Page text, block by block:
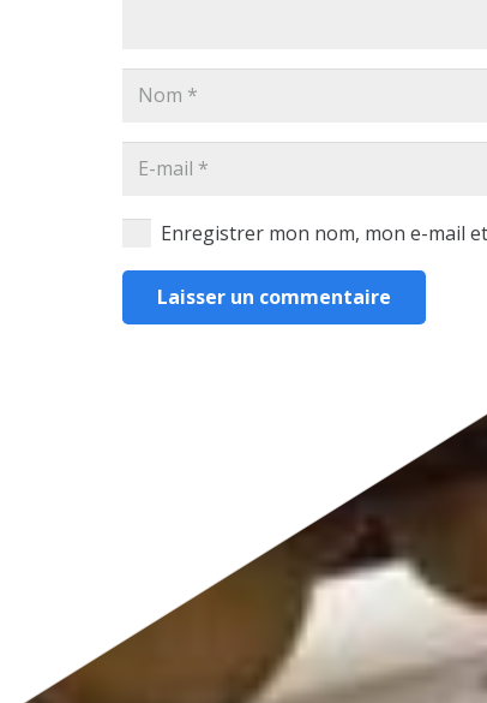
Enregistrer mon nom, mon e-mail
Laisser un commentaire